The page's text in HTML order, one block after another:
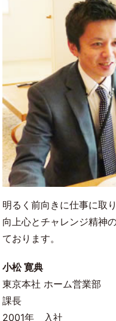
明るく前向きに仕事に取
向上心とチャレンジ精神
ております。
小松 寛典
東京本社 ホーム営業部
課長
2001年 入社